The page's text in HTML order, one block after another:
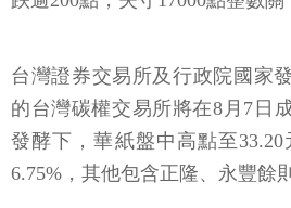
台灣證券交易所及行政院國家
的台灣碳權交易所將在8月7日
發酵下，華紙盤中高點至
6.75%，其他包含正隆、永豐餘